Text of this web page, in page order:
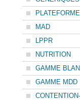
MAD
LPPR
NUTRITION
GAMME
GAMME MDD